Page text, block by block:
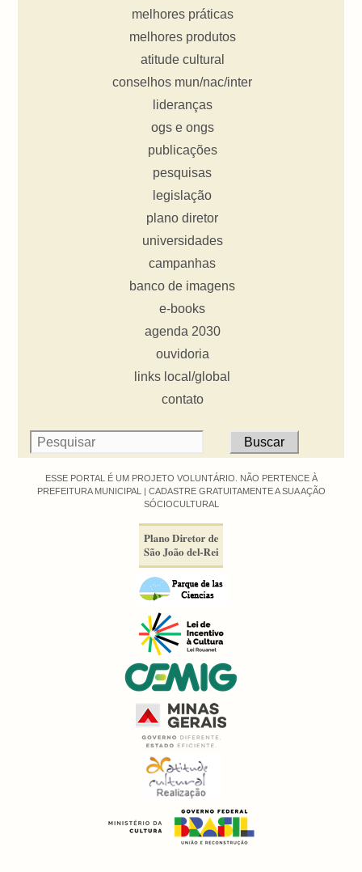
melhores práticas
melhores produtos
atitude cultural
conselhos mun/nac/inter
lideranças
ogs e ongs
publicações
pesquisas
legislação
plano diretor
universidades
campanhas
banco de imagens
e-books
agenda 2030
ouvidoria
links local/global
contato
ESSE PORTAL É UM PROJETO VOLUNTÁRIO. NÃO PERTENCE À
PREFEITURA MUNICIPAL | CADASTRE GRATUITAMENTE A SUA AÇÃO
SÓCIOCULTURAL